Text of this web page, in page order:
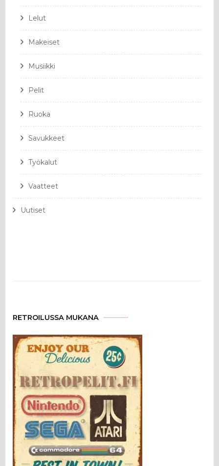
Lelut
Makeiset
Musiikki
Pelit
Ruoka
Savukkeet
Työkalut
Vaatteet
Uutiset
RETROILUSSA MUKANA